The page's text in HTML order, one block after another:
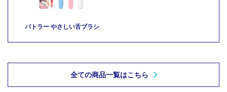
バトラー やさしい舌ブラシ
全ての商品一覧はこちら